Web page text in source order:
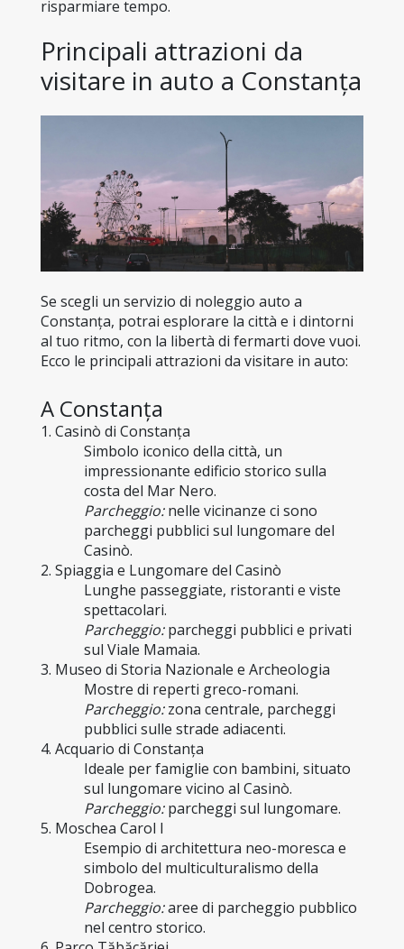
risparmiare tempo.
Principali attrazioni da
visitare in auto a Constanța
Se scegli un servizio di noleggio auto a
Constanța, potrai esplorare la città e i dintorni
al tuo ritmo, con la libertà di fermarti dove vuoi.
Ecco le principali attrazioni da visitare in auto:
A Constanța
1. Casinò di Constanța
Simbolo iconico della città, un
impressionante edificio storico sulla
costa del Mar Nero.
Parcheggio: nelle vicinanze ci sono
parcheggi pubblici sul lungomare del
Casinò.
2. Spiaggia e Lungomare del Casinò
Lunghe passeggiate, ristoranti e viste
spettacolari.
Parcheggio: parcheggi pubblici e privati
sul Viale Mamaia.
3. Museo di Storia Nazionale e Archeologia
Mostre di reperti greco-romani.
Parcheggio: zona centrale, parcheggi
pubblici sulle strade adiacenti.
4. Acquario di Constanța
Ideale per famiglie con bambini, situato
sul lungomare vicino al Casinò.
Parcheggio: parcheggi sul lungomare.
5. Moschea Carol I
Esempio di architettura neo-moresca e
simbolo del multiculturalismo della
Dobrogea.
Parcheggio: aree di parcheggio pubblico
nel centro storico.